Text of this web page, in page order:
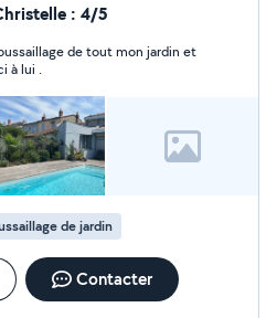
- petit entretien piscine -
clôture Nous
réaliser vos projets. À
: 4/5
de tout mon jardin et
à lui .
de jardin
Contacter